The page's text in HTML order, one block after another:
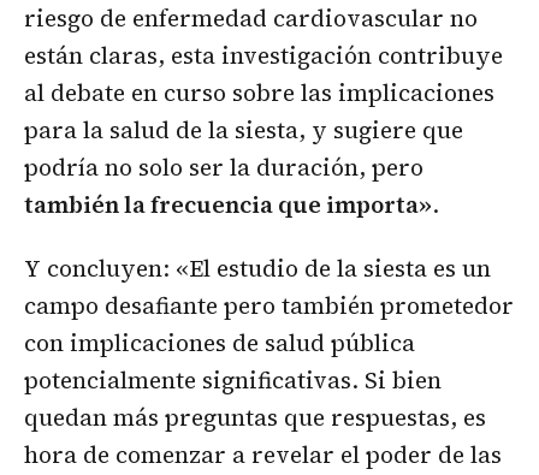
riesgo de enfermedad cardiovascular no
están claras, esta investigación contribuye
al debate en curso sobre las implicaciones
para la salud de la siesta, y sugiere que
podría no solo ser la duración, pero
también la frecuencia que importa».
Y concluyen: «El estudio de la siesta es un
campo desafiante pero también prometedor
con implicaciones de salud pública
potencialmente significativas. Si bien
quedan más preguntas que respuestas, es
hora de comenzar a revelar el poder de las